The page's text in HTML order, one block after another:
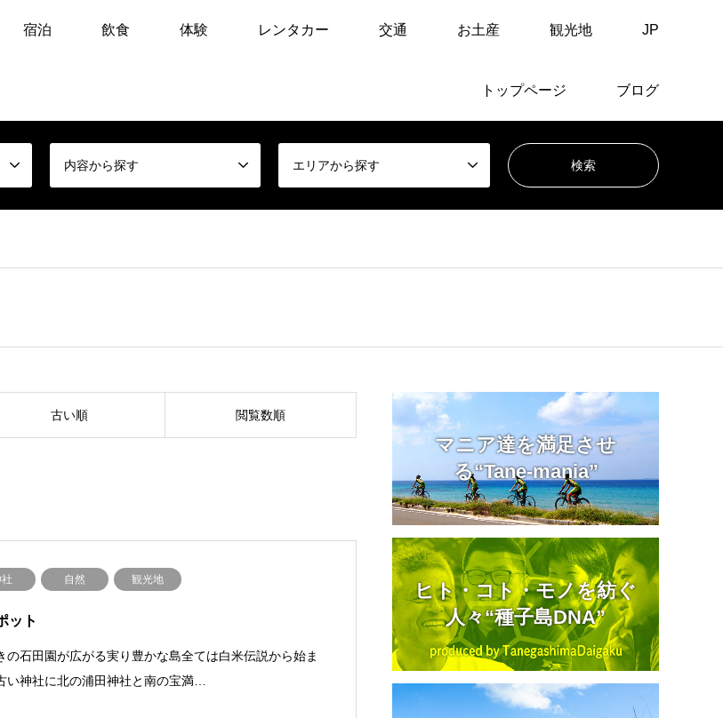
宿泊 飲食 体験 レンタカー 交通 お土産 観光地 JP
トップページ ブログ
内容から探す エリアから探す
古い順 閲覧数順
自然 観光地
ット
の石田園が広がる実り豊かな島全ては白米伝説から始ま
い神社に北の浦田神社と南の宝満…
マニア達を満足させ
る“Tane-mania”
ヒト・コト・モノを紡ぐ
人々“種子島DNA”